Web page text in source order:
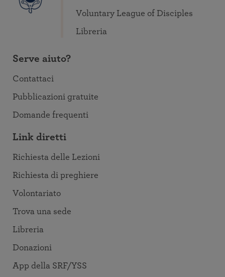
Voluntary League of Disciples
Libreria
Serve aiuto?
Contattaci
Pubblicazioni gratuite
Domande frequenti
Link diretti
Richiesta delle Lezioni
Richiesta di preghiere
Volontariato
Trova una sede
Libreria
Donazioni
App della SRF/YSS